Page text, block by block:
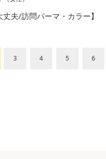
丈夫/訪問パーマ・カラー】
3 4 5 6